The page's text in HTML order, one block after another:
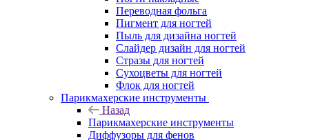
Переводная фольга
Пигмент для ногтей
Пыль для дизайна ногтей
Слайдер дизайн для ногтей
Стразы для ногтей
Сухоцветы для ногтей
Флок для ногтей
Парикмахерские инструменты
Назад
Парикмахерские инструменты
Диффузоры для фенов